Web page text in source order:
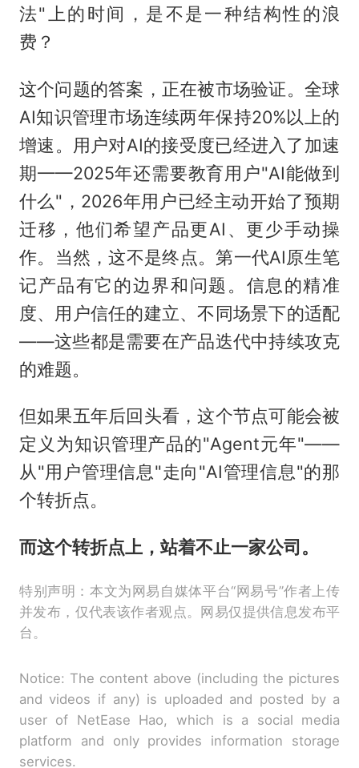
法"上的时间，是不是一种结构性的浪
费？
这个问题的答案，正在被市场验证。全球
AI知识管理市场连续两年保持20%以上的
增速。用户对AI的接受度已经进入了加速
期——2025年还需要教育用户"AI能做到
什么"，2026年用户已经主动开始了预期
迁移，他们希望产品更AI、更少手动操
作。当然，这不是终点。第一代AI原生笔
记产品有它的边界和问题。信息的精准
度、用户信任的建立、不同场景下的适配
——这些都是需要在产品迭代中持续攻克
的难题。
但如果五年后回头看，这个节点可能会被
定义为知识管理产品的"Agent元年"——
从"用户管理信息"走向"AI管理信息"的那
个转折点。
而这个转折点上，站着不止一家公司。
特别声明：本文为网易自媒体平台“网易号”作者上传
并发布，仅代表该作者观点。网易仅提供信息发布平
台。
Notice: The content above (including the pictures
and videos if any) is uploaded and posted by a
user of NetEase Hao, which is a social media
platform and only provides information storage
services.